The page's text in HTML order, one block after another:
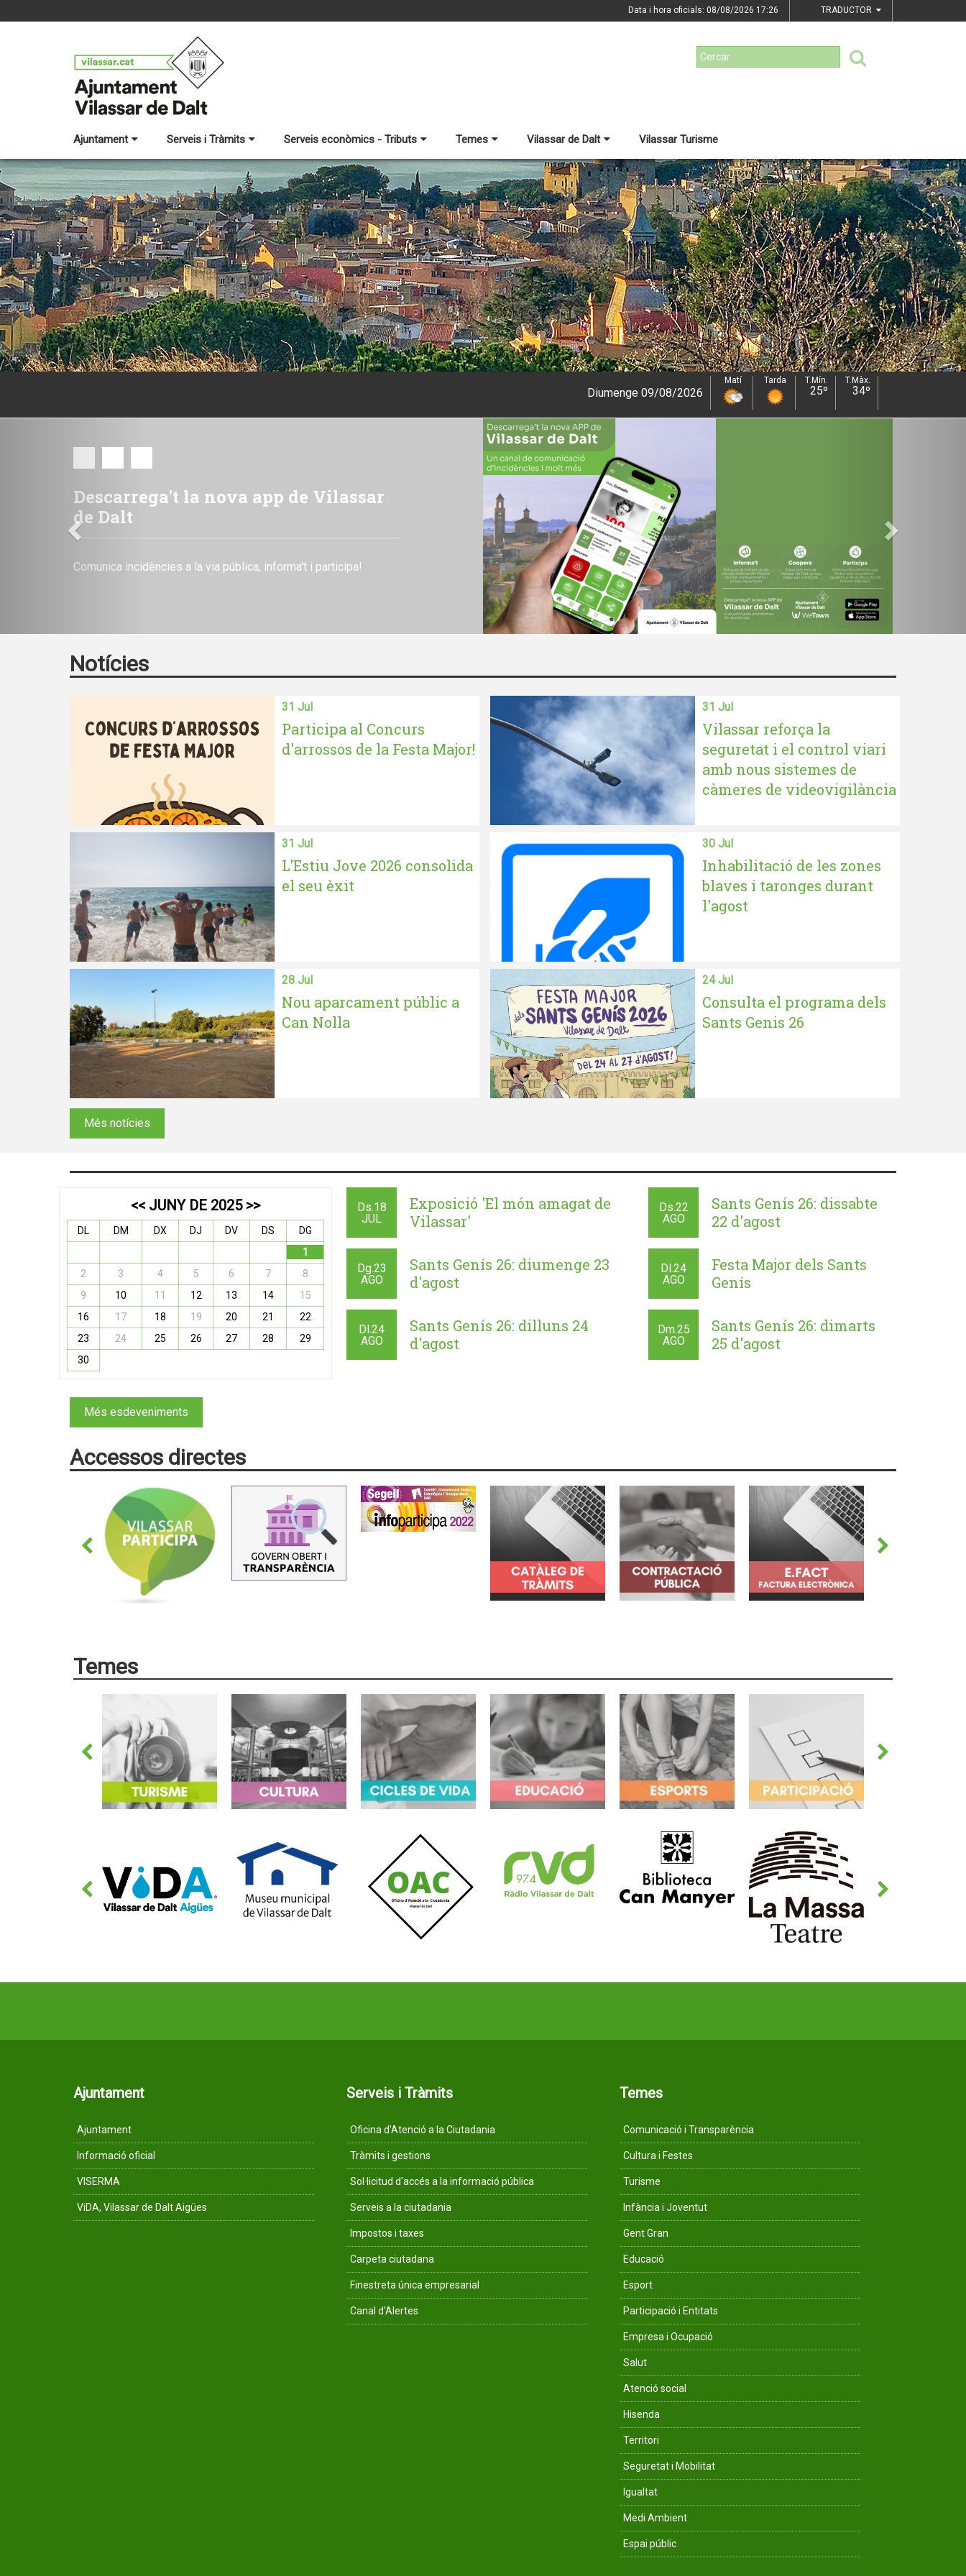
Data i hora oficials: 08/08/2026 17:26 TRADUCTOR
Ajuntament Serveis i Tràmits Serveis econòmics - Tributs Temes Vilassar de Dalt Vilassar Turisme
09/08/2026
Matí
Tarda
T.Mín.
25º
T.Màx.
34º
Dilluns 10/08/2026
Matí Tarda T.Mín.
23º
El pressupost municipal 2026
Notícies
31 Jul
Participa al Concurs
d'arrossos de la Festa Major!
31 Jul
Vilassar reforça la
seguretat i el control viari
amb nous sistemes de
càmeres de videovigilància
31 Jul
L'Estiu Jove 2026 consolida
el seu èxit
30 Jul
Inhabilitació de les zones
blaves i taronges durant
l'agost
28 Jul
Nou aparcament públic a
Can Nolla
24 Jul
Consulta el programa dels
Sants Genis 26
Més notícies
<< JUNY DE 2025 >>
DL DM DX DJ DV DS
DG
1
2
3 4 5 6 7
8
9
10 11 12 13 14
15
16
17 18 19 20 21
22
23
24 25 26 27 28
29
30
Ds.18
JUL
Exposició 'El món amagat de
Vilassar'
Ds.22
AGO
Sants Genís 26: dissabte
22 d'agost
Dg.23
AGO
Sants Genís 26: diumenge 23
d'agost
Dl.24
AGO
Festa Major dels Sants
Genís
Dl.24
AGO
Sants Genís 26: dilluns 24
d'agost
Dm.25
AGO
Sants Genís 26: dimarts
25 d'agost
Més esdeveniments
Accessos directes
Temes
Ajuntament
Ajuntament
Informació oficial
VISERMA
ViDA, Vilassar de Dalt Aigües
Serveis i Tràmits
Oficina d'Atenció a la Ciutadania
Tràmits i gestions
Sol·licitud d'accés a la informació pública
Serveis a la ciutadania
Impostos i taxes
Carpeta ciutadana
Finestreta única empresarial
Canal d'Alertes
Temes
Comunicació i Transparència
Cultura i Festes
Turisme
Infància i Joventut
Gent Gran
Educació
Esport
Participació i Entitats
Empresa i Ocupació
Salut
Atenció social
Hisenda
Territori
Seguretat i Mobilitat
Igualtat
Medi Ambient
Espai públic